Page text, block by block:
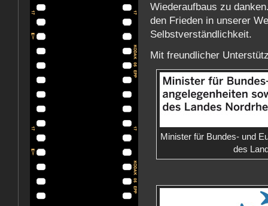
Wiederaufbaus zu
den Frieden in unserer
Selbstverständlichkeit.
Mit freundlicher
Minister für Bundes- und
des